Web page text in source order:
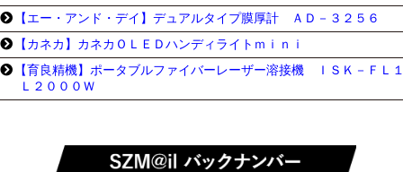
【エー・アンド・デイ】デュアルタイプ膜厚計 ＡＤ－３２５６
【カネカ】カネカＯＬＥＤハンディライトｍｉｎｉ
【育良精機】ポータブルファイバーレーザー溶接機 ＩＳＫ－ＦＬ
Ｌ２０００Ｗ